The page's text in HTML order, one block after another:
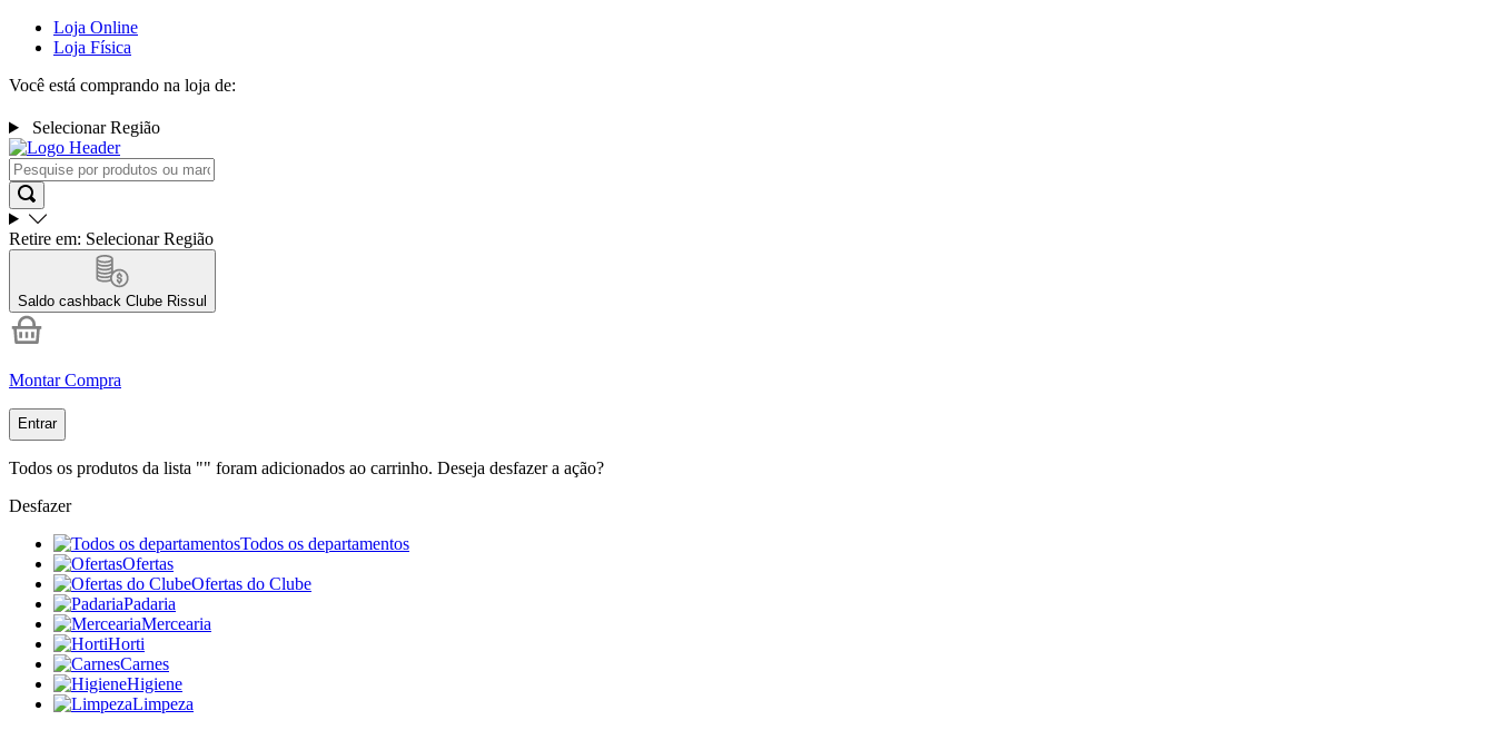
Loja Online
Loja Física
Você está comprando na loja de:
Selecionar Região
Retire em: Selecionar Região
Saldo cashback Clube Rissul
Montar Compra
Entrar
Todos os produtos da lista "" foram adicionados ao carrinho. Deseja desfazer a ação?
Desfazer
Todos os departamentos
Ofertas
Ofertas do Clube
Padaria
Mercearia
Horti
Carnes
Higiene
Limpeza